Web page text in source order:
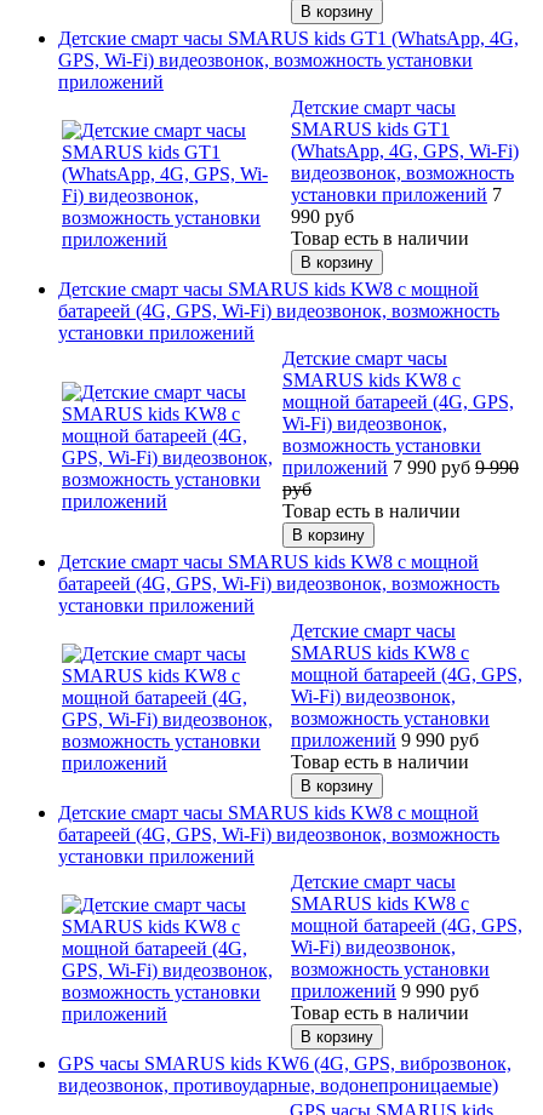
Детские смарт часы SMARUS kids GT1 (WhatsApp, 4G,
GPS, Wi-Fi) видеозвонок, возможность установки
приложений
Детские смарт часы
SMARUS kids GT1
(WhatsApp, 4G, GPS, Wi-Fi)
видеозвонок, возможность
установки приложений 7
990 руб
Товар есть в наличии
Детские смарт часы SMARUS kids KW8 с мощной
батареей (4G, GPS, Wi-Fi) видеозвонок, возможность
установки приложений
Детские смарт часы
SMARUS kids KW8 с
мощной батареей (4G, GPS,
Wi-Fi) видеозвонок,
возможность установки
приложений 7 990 руб 9 990
руб
Товар есть в наличии
Детские смарт часы SMARUS kids KW8 с мощной
батареей (4G, GPS, Wi-Fi) видеозвонок, возможность
установки приложений
Детские смарт часы
SMARUS kids KW8 с
мощной батареей (4G, GPS,
Wi-Fi) видеозвонок,
возможность установки
приложений 9 990 руб
Товар есть в наличии
Детские смарт часы SMARUS kids KW8 с мощной
батареей (4G, GPS, Wi-Fi) видеозвонок, возможность
установки приложений
Детские смарт часы
SMARUS kids KW8 с
мощной батареей (4G, GPS,
Wi-Fi) видеозвонок,
возможность установки
приложений 9 990 руб
Товар есть в наличии
GPS часы SMARUS kids KW6 (4G, GPS, виброзвонок,
видеозвонок, противоударные, водонепроницаемые)